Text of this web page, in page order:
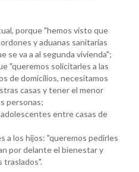
porque "hemos visto que
y aduanas sanitarias
se va a al segunda vivienda";
"queremos solicitarles a las
de domicilios, necesitamos
casas y tener el menor
personas;
entre casas de
a los hijos: "queremos pedirles
por delante el bienestar y
traslados".